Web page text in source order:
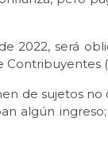
2022, será
Contribuyentes
de sujetos
algún